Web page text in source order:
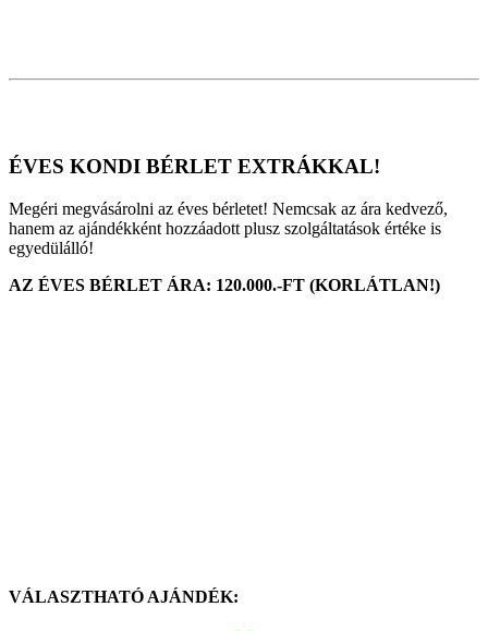
ÉVES KONDI BÉRLET EXTRÁKKAL!
Megéri megvásárolni az éves bérletet! Nemcsak az ára kedvező,
hanem az ajándékként hozzáadott plusz szolgáltatások értéke is
egyedülálló!
AZ ÉVES BÉRLET ÁRA: 120.000.-FT (KORLÁTLAN!)
VÁLASZTHATÓ AJÁNDÉK: